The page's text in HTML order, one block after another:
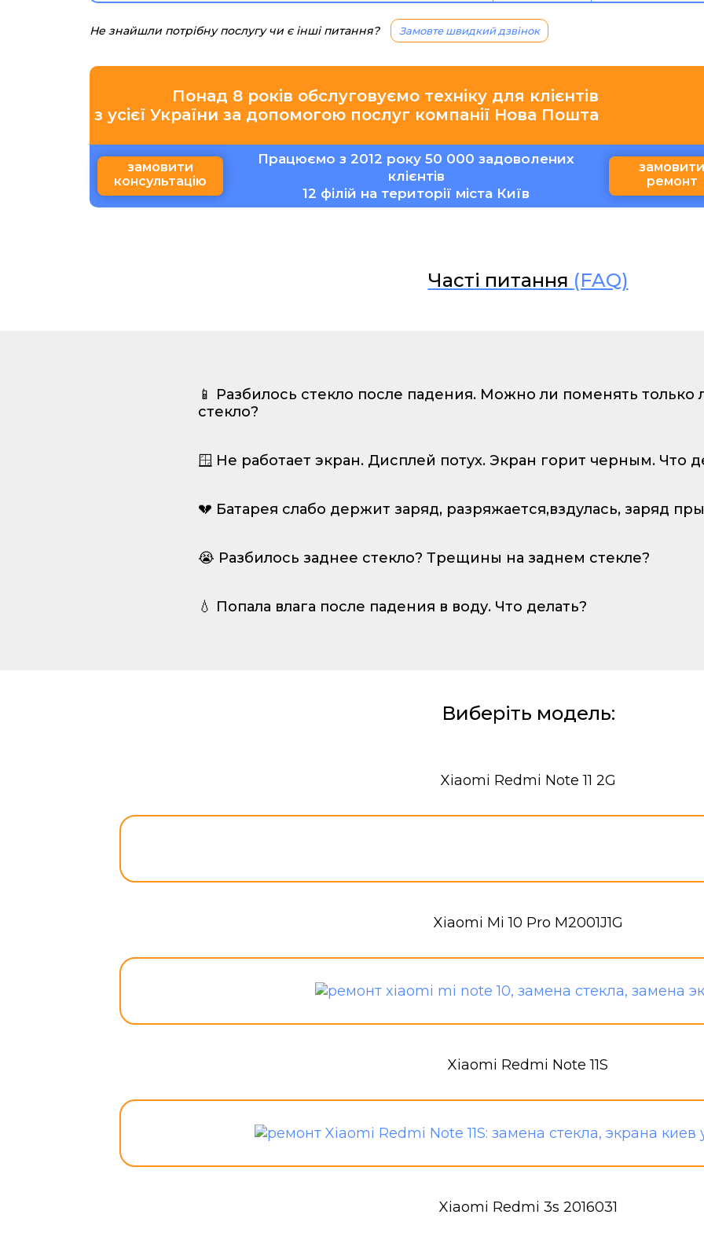
Не знайшли потрібну послугу чи є інші питання? Замовте швидкий дзвінок
Понад 8 років обслуговуємо техніку для клієнтів
з усієї України за допомогою послуг компанії Нова Пошта
замовити
консультацію
Працюємо з 2012 року 50 000 задоволених
клієнтів
12 філій на території міста Київ
замовити
ремонт
Часті питання (FAQ)
📱 Разбилось стекло после падения. Можно ли поменять только
стекло?
🪟 Не работает экран. Дисплей потух. Экран горит черным. Что
💔 Батарея слабо держит заряд, разряжается,вздулась, заряд
😭 Разбилось заднее стекло? Трещины на заднем стекле?
💧 Попала влага после падения в воду. Что делать?
Виберіть модель:
Xiaomi Redmi Note 11 2G
Xiaomi Mi 10 Pro M2001J1G
Xiaomi Redmi Note 11S
Xiaomi Redmi 3s 2016031